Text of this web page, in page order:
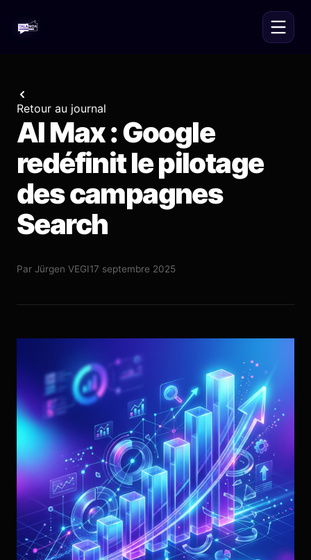
Retour au journal
AI Max : Google
redéfinit le pilotage
des campagnes
Search
Par Jürgen VEGI17 septembre 2025